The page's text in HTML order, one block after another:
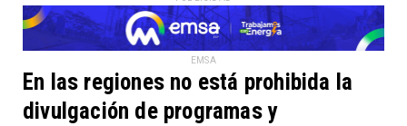
EMSA
En las regiones no está prohibida la
divulgación de programas y